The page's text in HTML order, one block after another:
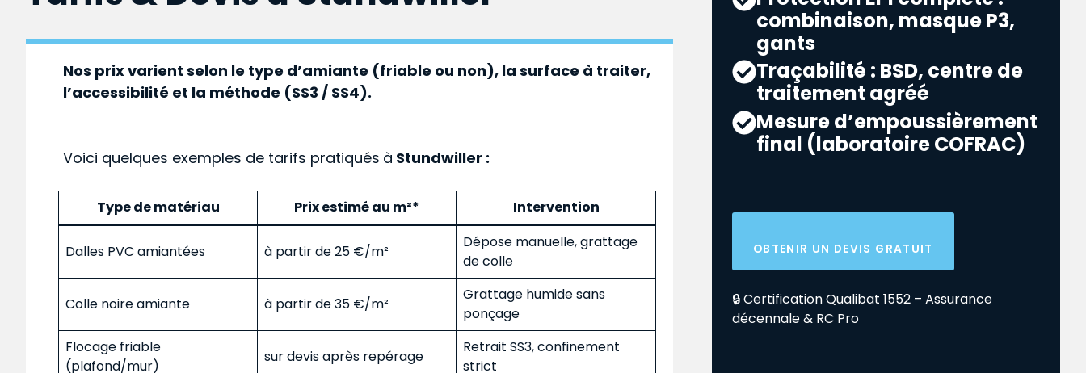
Nos prix varient selon le type d’amiante (friable ou non), la surface à traiter,
l’accessibilité et la méthode (SS3 / SS4).
Voici quelques exemples de tarifs pratiqués à Stundwiller :
Type de matériau Prix estimé au m²* Intervention
Dalles PVC amiantées à partir de 25 €/m²
Dépose manuelle, grattage
de colle
Colle noire amiante à partir de 35 €/m²
Grattage humide sans
ponçage
Flocage friable
(plafond/mur)
sur devis après repérage
Retrait SS3, confinement
strict
combinaison, masque P3,
gants
Traçabilité : BSD, centre de
traitement agréé
Mesure d’empoussièrement
final (laboratoire COFRAC)
OBTENIR UN DEVIS GRATUIT
🔒 Certification Qualibat 1552 – Assurance
décennale & RC Pro